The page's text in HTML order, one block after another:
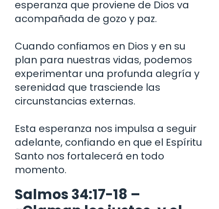
esperanza que proviene de Dios va
acompañada de gozo y paz.
Cuando confiamos en Dios y en su
plan para nuestras vidas, podemos
experimentar una profunda alegría y
serenidad que trasciende las
circunstancias externas.
Esta esperanza nos impulsa a seguir
adelante, confiando en que el Espíritu
Santo nos fortalecerá en todo
momento.
Salmos 34:17-18 –